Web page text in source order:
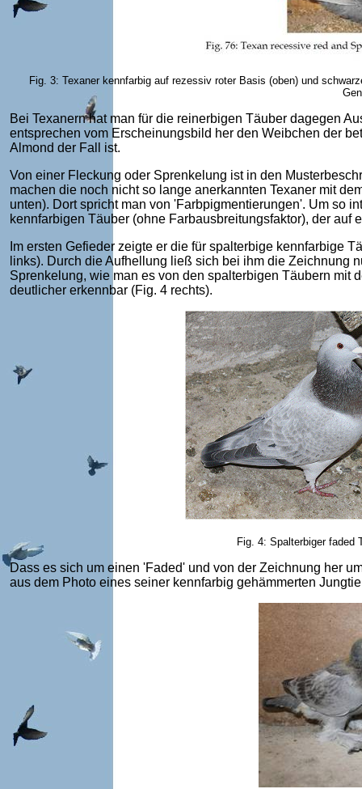
Fig. 3: Texaner kennfarbig auf rezessiv roter Basis (oben) und
Bei Texanern hat man für die reinerbigen Täuber dagegen
entsprechen vom Erscheinungsbild her den Weibchen der
Almond der Fall ist.
Von einer Fleckung oder Sprenkelung ist in den
machen die noch nicht so lange anerkannten Texaner mit
unten). Dort spricht man von 'Farbpigmentierungen'. Um so
kennfarbigen Täuber (ohne Farbausbreitungsfaktor), der
Im ersten Gefieder zeigte er die für spalterbige kennfarbige
links). Durch die Aufhellung ließ sich bei ihm die Zeichnung
Sprenkelung, wie man es von den spalterbigen Täubern mit
deutlicher erkennbar (Fig. 4 rechts).
Fig. 4: Spalterbiger faded
Dass es sich um einen 'Faded' und von der Zeichnung her
aus dem Photo eines seiner kennfarbig gehämmerten